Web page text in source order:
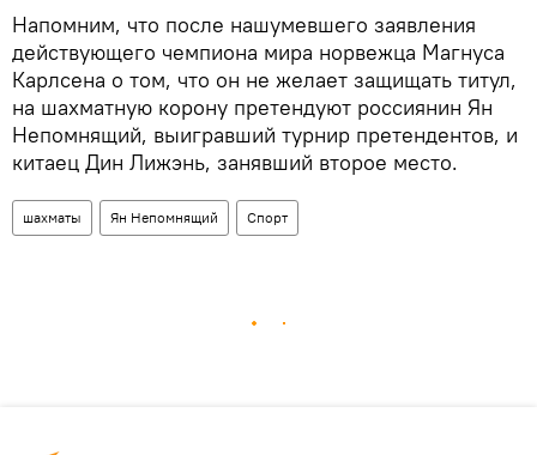
Напомним, что после нашумевшего заявления
действующего чемпиона мира норвежца Магнуса
Карлсена о том, что он не желает защищать титул,
на шахматную корону претендуют россиянин Ян
Непомнящий, выигравший турнир претендентов, и
китаец Дин Лижэнь, занявший второе место.
шахматы Ян Непомнящий Спорт